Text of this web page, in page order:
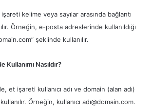
kelime veya sayılar arasında bağlantı
Örneğin, e-posta adreslerinde kullanıldığı
şeklinde kullanılır.
Nasıldır?
et işareti kullanıcı adı ve domain (alan adı)
kullanılır. Örneğin, kullanıcı adı@domain.com.